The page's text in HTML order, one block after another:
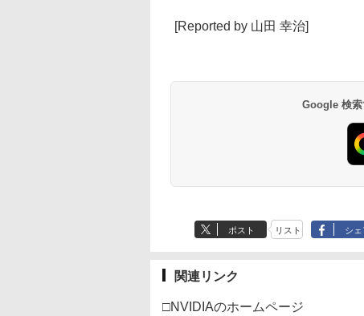
[Reported by 山田 幸治]
Google 検索
ポスト リスト シェ
関連リンク
□NVIDIAのホームページ